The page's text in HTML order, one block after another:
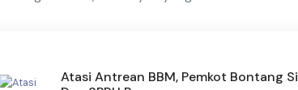
Atasi Antrean BBM, Pemkot Bontang